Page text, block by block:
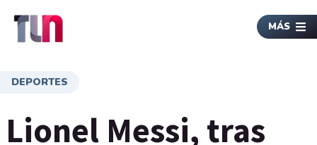
MÁS
DEPORTES
Lionel Messi, tras